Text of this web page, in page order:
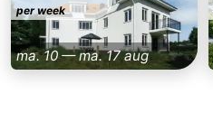
per week
ma. 10 — ma. 17 aug